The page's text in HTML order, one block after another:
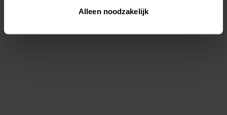
Via "Cookie instellingen" kun je ook zelf instellen welke
Alleen noodzakelijk